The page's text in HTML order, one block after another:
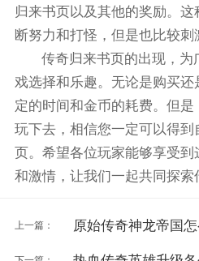
归来书页以及其他的奖励。
断努力和打怪，但是也比较刺
传奇归来书页的出现，
戏选择和乐趣。无论是购买
定的时间和金币的耗费。但
玩下去，相信您一定可以得
页。希望各位玩家能够享受
和激情，让我们一起共同探索
上一篇： 原始传奇神龙帝国